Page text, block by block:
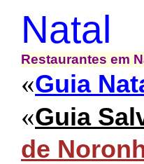
Natal
Restaurantes em
«Guia
«Guia
de